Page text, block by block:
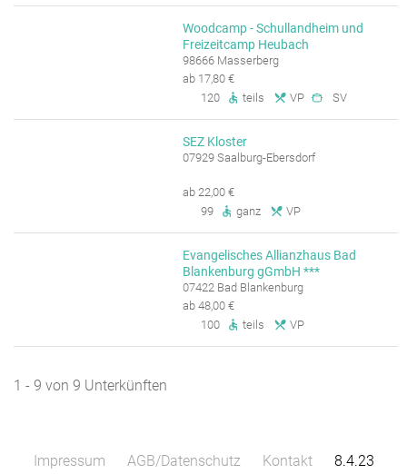
Woodcamp - Schullandheim und
Freizeitcamp Heubach
98666 Masserberg
ab 17,80 €
120
teils VP SV
SEZ Kloster
07929 Saalburg-Ebersdorf
ab 22,00 €
99
ganz VP
Evangelisches Allianzhaus Bad
Blankenburg gGmbH ***
07422 Bad Blankenburg
ab 48,00 €
100
teils VP
1 - 9 von 9 Unterkünften
Impressum AGB/Datenschutz Kontakt 8.4.23